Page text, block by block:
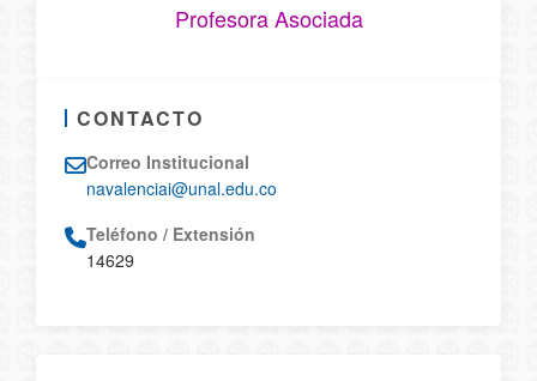
Profesora Asociada
CONTACTO
Correo Institucional
navalenciai@unal.edu.co
Teléfono / Extensión
14629